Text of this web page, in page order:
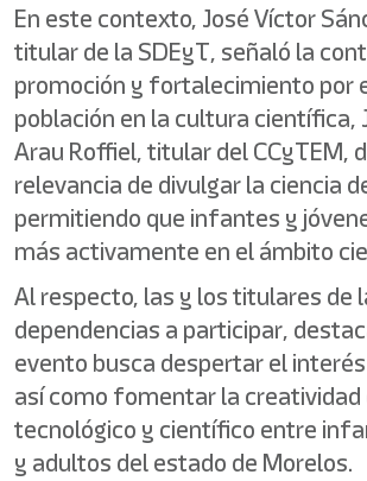
En este contexto, José Víctor
titular de la SDEyT, señaló la
promoción y fortalecimiento por
población en la cultura científica,
Arau Roffiel, titular del CCyTEM,
relevancia de divulgar la ciencia
permitiendo que infantes y
más activamente en el ámbito
Al respecto, las y los titulares de
dependencias a participar,
evento busca despertar el
así como fomentar la creatividad
tecnológico y científico entre
y adultos del estado de Morelos.